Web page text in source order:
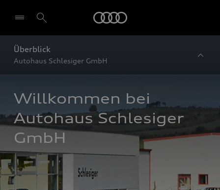
Überblick
Autohaus Schlesiger GmbH
Willkommen bei
Autohaus Schlesiger
GmbH